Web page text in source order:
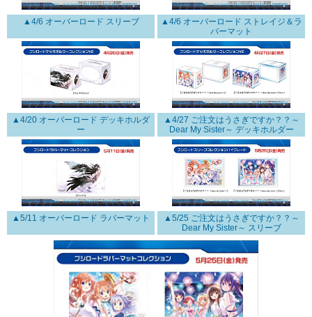
▲4/6 オーバーロード スリーブ
▲4/6 オーバーロード ストレイジ＆ラ
バーマット
▲4/20 オーバーロード デッキホルダ
ー
▲4/27 ご注文はうさぎですか？？～
Dear My Sister～ デッキホルダー
▲5/11 オーバーロード ラバーマット
▲5/25 ご注文はうさぎですか？？～
Dear My Sister～ スリーブ